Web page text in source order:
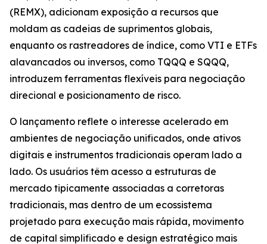
(REMX), adicionam exposição a recursos que
moldam as cadeias de suprimentos globais,
enquanto os rastreadores de índice, como VTI e ETFs
alavancados ou inversos, como TQQQ e SQQQ,
introduzem ferramentas flexíveis para negociação
direcional e posicionamento de risco.
O lançamento reflete o interesse acelerado em
ambientes de negociação unificados, onde ativos
digitais e instrumentos tradicionais operam lado a
lado. Os usuários têm acesso a estruturas de
mercado tipicamente associadas a corretoras
tradicionais, mas dentro de um ecossistema
projetado para execução mais rápida, movimento
de capital simplificado e design estratégico mais